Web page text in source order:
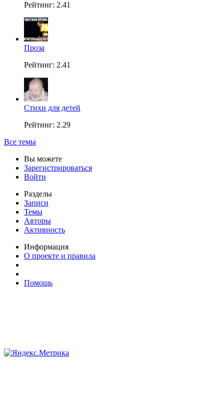
Рейтинг: 2.41
Проза
Рейтинг: 2.41
Стихи для детей
Рейтинг: 2.29
Все темы
Вы можете
Зарегистрироваться
Войти
Разделы
Записи
Темы
Авторы
Активность
Информация
О проекте и правила
Помощь